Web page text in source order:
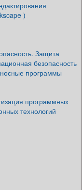
)
Защита
безопасность
программы
программных
технологий